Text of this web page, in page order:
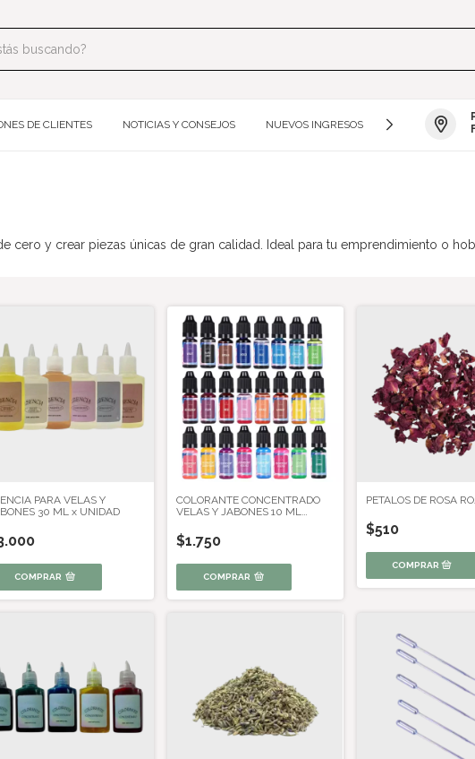
DE CLIENTES NOTICIAS Y CONSEJOS NUEVOS INGRESOS MOLDES DE
cero y crear piezas únicas de gran calidad. Ideal para tu emprendimiento o
PARA VELAS Y
30 ML x UNIDAD
COMPRAR
COLORANTE CONCENTRADO
VELAS Y JABONES 10 ML
$1.750
COMPRAR
PETALOS DE ROSA
$510